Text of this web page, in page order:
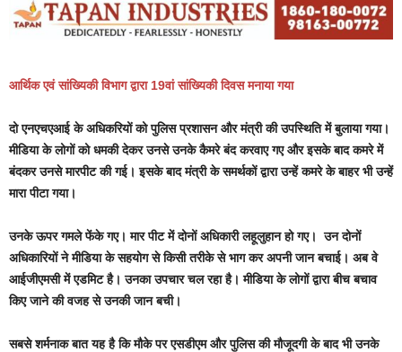
आर्थिक एवं सांख्यिकी विभाग द्वारा 19वां सांख्यिकी दिवस मनाया गया
दो एनएचएआई के अधिकरियों को पुलिस प्रशासन और मंत्री की उपस्थिति में बुलाया गया।
मीडिया के लोगों को धमकी देकर उनसे उनके कैमरे बंद करवाए गए और इसके बाद कमरे में
बंदकर उनसे मारपीट की गई। इसके बाद मंत्री के समर्थकों द्वारा उन्हें कमरे के बाहर भी उन्हें
मारा पीटा गया।
उनके ऊपर गमले फेंके गए। मार पीट में दोनों अधिकारी लहूलुहान हो गए। उन दोनों
अधिकारियों ने मीडिया के सहयोग से किसी तरीके से भाग कर अपनी जान बचाई। अब वे
आईजीएमसी में एडमिट है। उनका उपचार चल रहा है। मीडिया के लोगों द्वारा बीच बचाव
किए जाने की वजह से उनकी जान बची।
सबसे शर्मनाक बात यह है कि मौके पर एसडीएम और पुलिस की मौजूदगी के बाद भी उनके